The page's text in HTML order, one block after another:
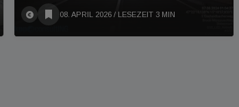
08. APRIL 2026 / LESEZEIT 3 MIN